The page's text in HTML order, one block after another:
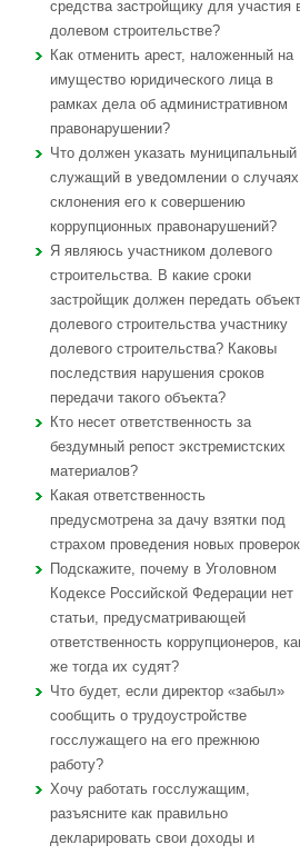
средства застройщику для участия
долевом строительстве?
Как отменить арест, наложенный на
имущество юридического лица в
рамках дела об административном
правонарушении?
Что должен указать муниципальный
служащий в уведомлении о случаях
склонения его к совершению
коррупционных правонарушений?
Я являюсь участником долевого
строительства. В какие сроки
застройщик должен передать объект
долевого строительства участнику
долевого строительства? Каковы
последствия нарушения сроков
передачи такого объекта?
Кто несет ответственность за
бездумный репост экстремистских
материалов?
Какая ответственность
предусмотрена за дачу взятки под
страхом проведения новых
Подскажите, почему в Уголовном
Кодексе Российской Федерации нет
статьи, предусматривающей
ответственность коррупционеров,
же тогда их судят?
Что будет, если директор «забыл»
сообщить о трудоустройстве
госслужащего на его прежнюю
работу?
Хочу работать госслужащим,
разъясните как правильно
декларировать свои доходы и